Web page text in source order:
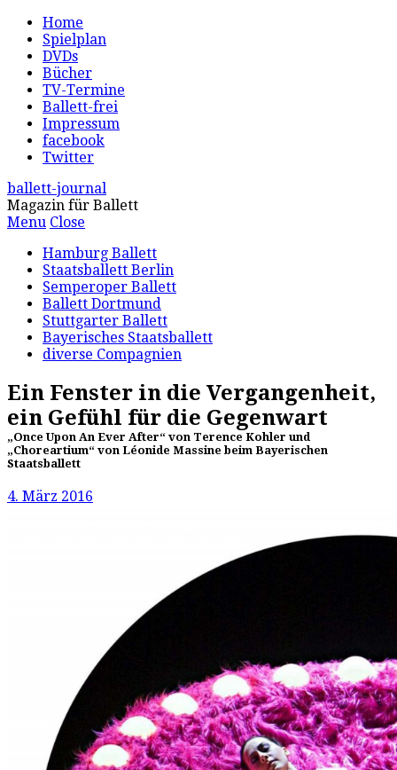
Home
Spielplan
DVDs
Bücher
TV-Termine
Ballett-frei
Impressum
facebook
Twitter
ballett-journal
Magazin für Ballett
Menu Close
Hamburg Ballett
Staatsballett Berlin
Semperoper Ballett
Ballett Dortmund
Stuttgarter Ballett
Bayerisches Staatsballett
diverse Compagnien
Ein Fenster in die Vergangenheit,
ein Gefühl für die Gegenwart
„Once Upon An Ever After“ von Terence Kohler und
„Choreartium“ von Léonide Massine beim Bayerischen
Staatsballett
4. März 2016